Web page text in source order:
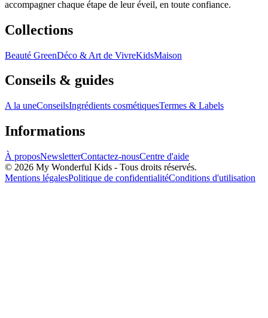
accompagner chaque étape de leur éveil, en toute confiance.
Collections
Beauté GreenDéco & Art de VivreKidsMaison
Conseils & guides
A la uneConseilsIngrédients cosmétiquesTermes & Labels
Informations
À proposNewsletterContactez-nousCentre d'aide
© 2026 My Wonderful Kids - Tous droits réservés.
Mentions légalesPolitique de confidentialitéConditions d'utilisation